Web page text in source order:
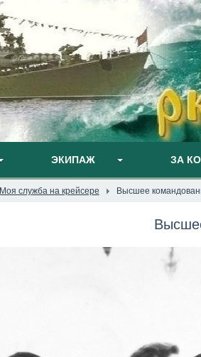
ЭКИПАЖ ЗА
Моя служба на крейсере Высшее